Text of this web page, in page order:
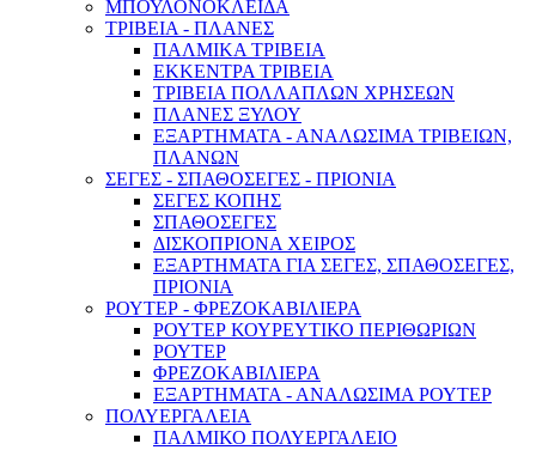
Γεννήτριες & Κινητήρες
ΜΠΟΥΛΟΝΟΚΛΕΙΔΑ
ΤΡΙΒΕΙΑ - ΠΛΑΝΕΣ
ΠΑΛΜΙΚΑ ΤΡΙΒΕΙΑ
ΕΚΚΕΝΤΡΑ ΤΡΙΒΕΙΑ
ΤΡΙΒΕΙΑ ΠΟΛΛΑΠΛΩΝ ΧΡΗΣΕΩΝ
ΠΛΑΝΕΣ ΞΥΛΟΥ
ΕΞΑΡΤΗΜΑΤΑ - ΑΝΑΛΩΣΙΜΑ ΤΡΙΒΕΙΩΝ,
ΠΛΑΝΩΝ
ΣΕΓΕΣ - ΣΠΑΘΟΣΕΓΕΣ - ΠΡΙΟΝΙΑ
ΣΕΓΕΣ ΚΟΠΗΣ
ΣΠΑΘΟΣΕΓΕΣ
ΔΙΣΚΟΠΡΙΟΝΑ ΧΕΙΡΟΣ
ΕΞΑΡΤΗΜΑΤΑ ΓΙΑ ΣΕΓΕΣ, ΣΠΑΘΟΣΕΓΕΣ,
ΠΡΙΟΝΙΑ
ΡΟΥΤΕΡ - ΦΡΕΖΟΚΑΒΙΛΙΕΡΑ
ΡΟΥΤΕΡ ΚΟΥΡΕΥΤΙΚΟ ΠΕΡΙΘΩΡΙΩΝ
ΡΟΥΤΕΡ
ΦΡΕΖΟΚΑΒΙΛΙΕΡΑ
ΕΞΑΡΤΗΜΑΤΑ - ΑΝΑΛΩΣΙΜΑ ΡΟΥΤΕΡ
ΠΟΛΥΕΡΓΑΛΕΙΑ
ΠΑΛΜΙΚΟ ΠΟΛΥΕΡΓΑΛΕΙΟ